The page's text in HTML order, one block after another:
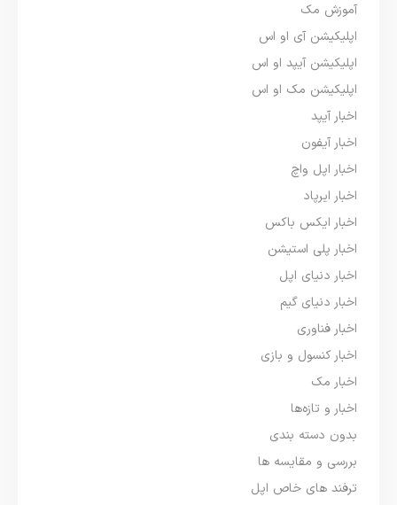
آموزش مک
اپلیکیشن آی او اس
اپلیکیشن آیپد او اس
اپلیکیشن مک او اس
اخبار آیپد
اخبار آیفون
اخبار اپل واچ
اخبار ایرپاد
اخبار ایکس باکس
اخبار پلی استیشن
اخبار دنیای اپل
اخبار دنیای گیم
اخبار فناوری
اخبار کنسول و بازی
اخبار مک
اخبار و تازه‌ها
بدون دسته بندی
بررسی و مقایسه ها
ترفند های خاص اپل